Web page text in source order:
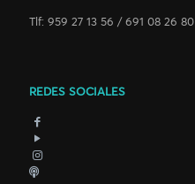
Tlf: 959 27 13 56 / 691 08 26 80
REDES SOCIALES